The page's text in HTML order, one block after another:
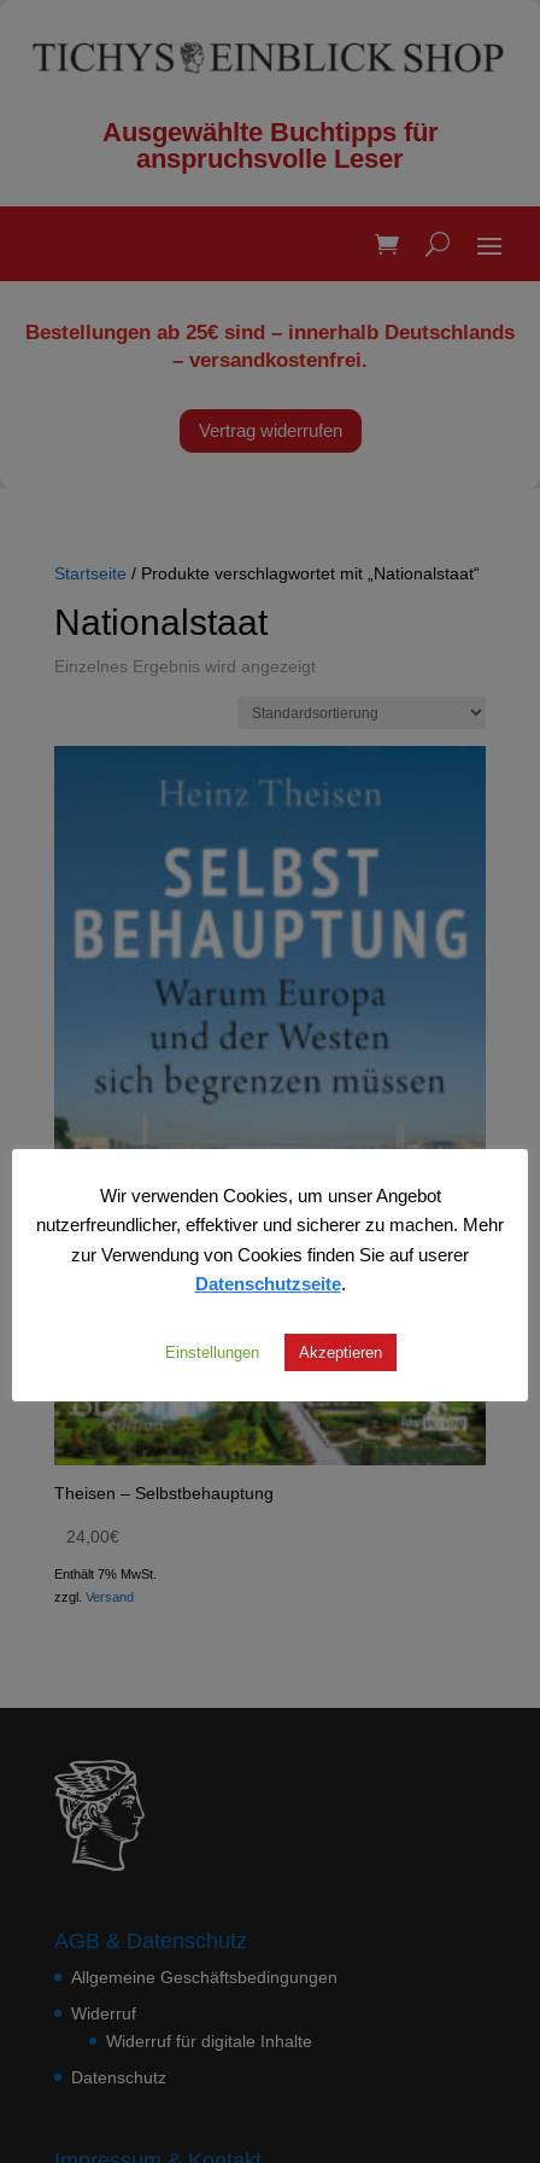
Ausgewählte Buchtipps für
anspruchsvolle Leser
Bestellungen ab 25€ sind – innerhalb Deutschlands
– versandkostenfrei.
Vertrag widerrufen
Startseite / Produkte verschlagwortet mit „Nationalstaat“
Nationalstaat
Einzelnes Ergebnis wird angezeigt
Theisen – Selbstbehauptung
24,00€
Enthält 7% MwSt.
zzgl. Versand
AGB & Datenschutz
Allgemeine Geschäftsbedingungen
Widerruf
Widerruf für digitale Inhalte
Datenschutz
Wir verwenden Cookies, um unser Angebot
nutzerfreundlicher, effektiver und sicherer zu machen. Mehr
zur Verwendung von Cookies finden Sie auf userer
Datenschutzseite.
Einstellungen Akzeptieren